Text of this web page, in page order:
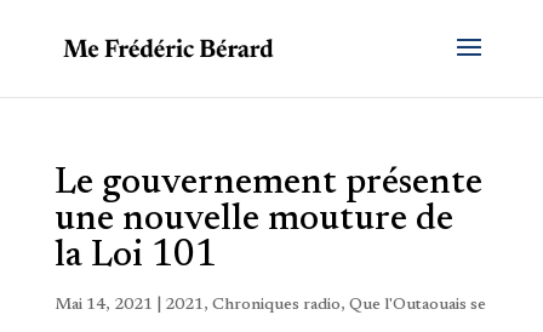
Le gouvernement présente
une nouvelle mouture de
la Loi 101
Mai 14, 2021 2021, Chroniques radio, Que l'Outaouais se